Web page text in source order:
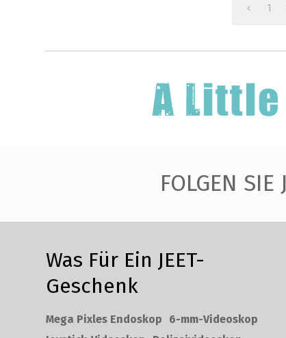
Messung
1
FOLGEN SIE
Was Für Ein JEET-
Geschenk
Mega Pixles Endoskop
6-mm-Videoskop